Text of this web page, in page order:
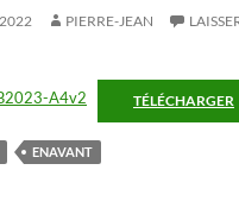
PIERRE-JEAN
A4v2 TÉLÉCHARGER
ENAVANT